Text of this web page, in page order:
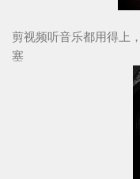
剪视频听音乐都用得上
塞